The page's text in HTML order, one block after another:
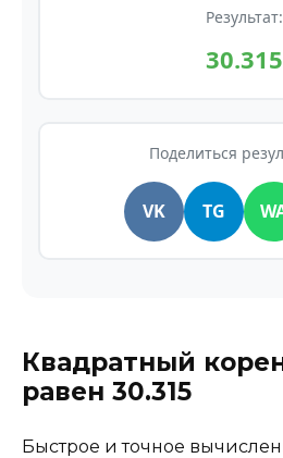
Результат:
30.315
Поделиться
VK TG
Квадратный
равен 30.315
Быстрое и точное